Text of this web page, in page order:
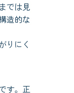
では見
造的な
りにく
す。正